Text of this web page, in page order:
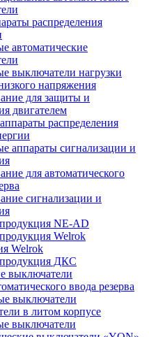
распределения
автоматические
выключатели нагрузки
напряжения
для защиты и
двигателем
распределения
аппараты сигнализации и
для автоматического
сигнализации и
NE-AD
Welrok
Welrok
продукция ДКС
выключатели
ввода резерва
выключатели
в литом корпусе
выключатели